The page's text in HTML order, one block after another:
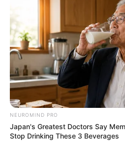
NEUROMIND PRO
Japan's Greatest Doctors Say
Stop Drinking These 3 Beverages